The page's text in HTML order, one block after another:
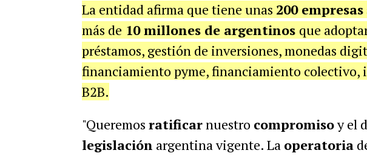
La entidad afirma que tiene unas 200 empresas
más de 10 millones de argentinos que
préstamos, gestión de inversiones, monedas
financiamiento pyme, financiamiento colectivo,
B2B.
"Queremos ratificarnuestro compromisoy el
legislación argentina vigente. La operatoria